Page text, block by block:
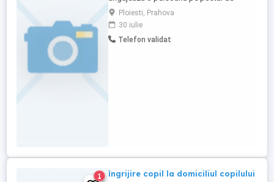
Guvernantă, cunoscatoare a limbii
engleze.Interviul va fi in Ploiesti, str.
Basarabilor, nr. 20, bl. K2, et 2, ap. 12,
judetul Prahova, in data de 31 iulie 2026,
Ploiesti, Prahova
30 iulie
Telefon validat
1 îngrijire copil la domiciliul copilului